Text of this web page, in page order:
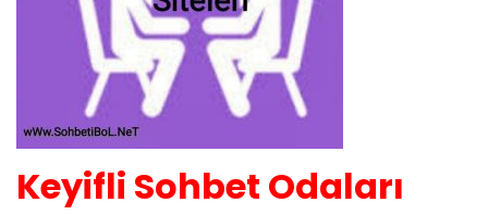
Keyifli Sohbet Odaları